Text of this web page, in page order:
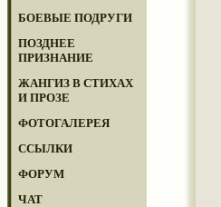
БОЕВЫЕ ПОДРУГИ
ПОЗДНЕЕ
ПРИЗНАНИЕ
ЖАНГИЗ В СТИХАХ
И ПРОЗЕ
ФОТОГАЛЕРЕЯ
ССЫЛКИ
ФОРУМ
ЧАТ